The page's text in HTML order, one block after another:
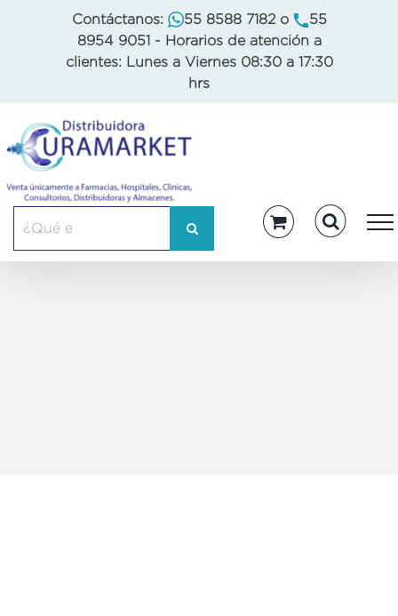
Contáctanos: 55 8588 7182o
55
8954 9051 - Horarios de atención a
clientes: Lunes a Viernes 08:30 a 17:30
hrs